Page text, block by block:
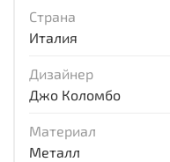
Страна
Италия
Дизайнер
Джо Коломбо
Материал
Металл